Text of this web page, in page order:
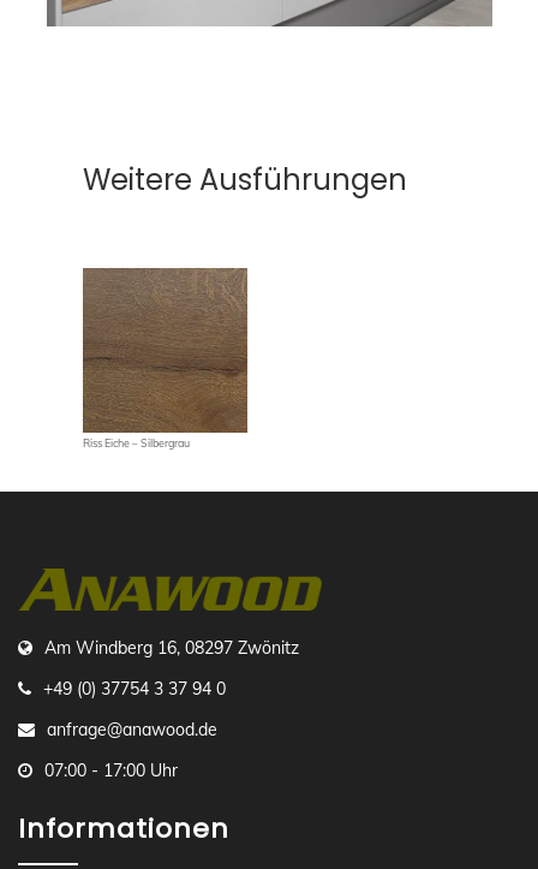
Weitere Ausführungen
Riss Eiche – Silbergrau
Am Windberg 16, 08297 Zwönitz
+49 (0) 37754 3 37 94 0
anfrage@anawood.de
07:00 - 17:00 Uhr
Informationen